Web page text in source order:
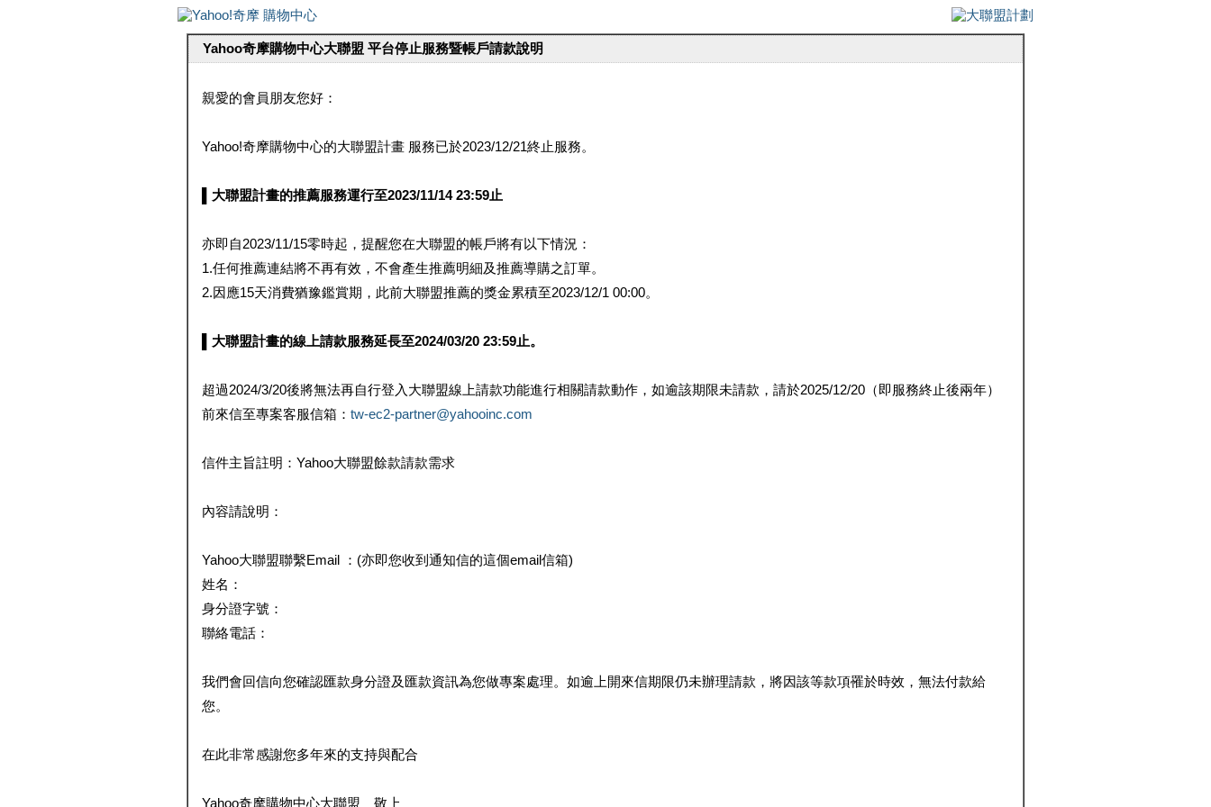
Yahoo奇摩購物中心大聯盟 平台停止服務暨帳戶請款說明
親愛的會員朋友您好：
Yahoo!奇摩購物中心的大聯盟計畫 服務已於2023/12/21終止服務。
▌大聯盟計畫的推薦服務運行至2023/11/14 23:59止
亦即自2023/11/15零時起，提醒您在大聯盟的帳戶將有以下情況：
1.任何推薦連結將不再有效，不會產生推薦明細及推薦導購之訂單。
2.因應15天消費猶豫鑑賞期，此前大聯盟推薦的獎金累積至2023/12/1 00:00。
▌大聯盟計畫的線上請款服務延長至2024/03/20 23:59止。
超過2024/3/20後將無法再自行登入大聯盟線上請款功能進行相關請款動作，如逾該期限未請款，請於2025/12/20（即服務終止後兩年）
前來信至專案客服信箱： tw-ec2-partner@yahooinc.com
信件主旨註明：Yahoo大聯盟餘款請款需求
內容請說明：
Yahoo大聯盟聯繫Email ：(亦即您收到通知信的這個email信箱)
姓名：
身分證字號：
聯絡電話：
我們會回信向您確認匯款身分證及匯款資訊為您做專案處理。如逾上開來信期限仍未辦理請款，將因該等款項罹於時效，無法付款給
您。
在此非常感謝您多年來的支持與配合
Yahoo奇摩購物中心大聯盟 敬上